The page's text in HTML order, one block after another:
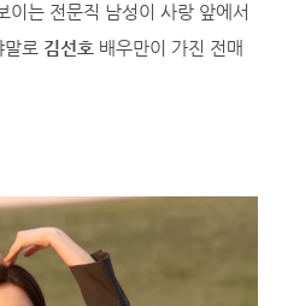
는 전문직 남성이 사랑 앞에서
로 김선호 배우만이 가진 전매